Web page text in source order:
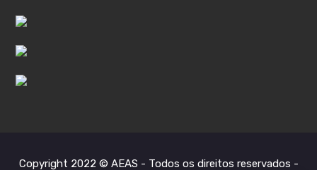
Copyright 2022 © AEAS - Todos os direitos reservados -